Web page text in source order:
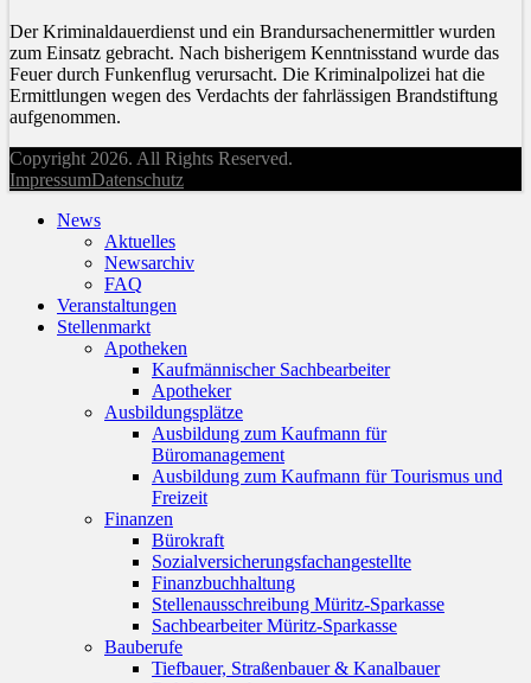
Der Kriminaldauerdienst und ein Brandursachenermittler wurden
zum Einsatz gebracht. Nach bisherigem Kenntnisstand wurde das
Feuer durch Funkenflug verursacht. Die Kriminalpolizei hat die
Ermittlungen wegen des Verdachts der fahrlässigen Brandstiftung
aufgenommen.
Copyright 2026. All Rights Reserved.
ImpressumDatenschutz
News
Aktuelles
Newsarchiv
FAQ
Veranstaltungen
Stellenmarkt
Apotheken
Kaufmännischer Sachbearbeiter
Apotheker
Ausbildungsplätze
Ausbildung zum Kaufmann für
Büromanagement
Ausbildung zum Kaufmann für Tourismus und
Freizeit
Finanzen
Bürokraft
Sozialversicherungsfachangestellte
Finanzbuchhaltung
Stellenausschreibung Müritz-Sparkasse
Sachbearbeiter Müritz-Sparkasse
Bauberufe
Tiefbauer, Straßenbauer & Kanalbauer